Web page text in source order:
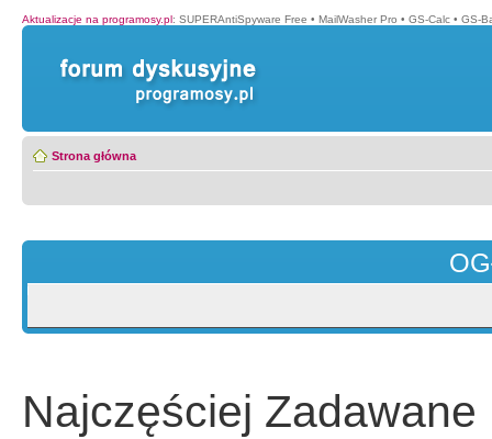
Aktualizacje na programosy.pl: SUPERAntiSpyware Free • MailWasher Pro • GS-Calc • GS-
Strona główna
Najczęściej Zadawane